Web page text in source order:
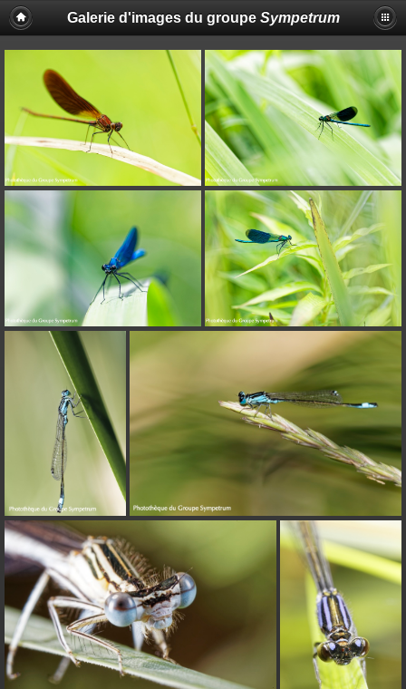
Galerie d'images du groupe Sympetrum